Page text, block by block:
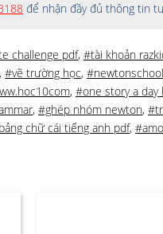
để nhận đầy đủ thông tin
challenge pdf, #tài khoản
, #vẽ trường học, #newtonschool
, #one story a day
, #ghép nhóm newton,
chữ cái tiếng anh pdf,